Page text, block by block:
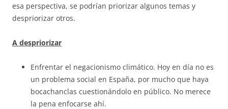
esa perspectiva, se podrían priorizar algunos temas y
despriorizar otros.
A despriorizar
Enfrentar el negacionismo climático. Hoy en día no es
un problema social en España, por mucho que haya
bocachanclas cuestionándolo en público. No merece
la pena enfocarse ahí.